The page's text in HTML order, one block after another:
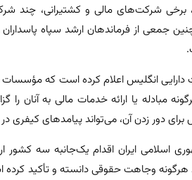
برخی شرکت‌های مالی و کشتیرانی، چند
جمعی از فرماندهان ارشد سپاه پاسداران
دارایی انگلیس اعلام کرده است که مؤسسات
مبادله یا ارائه خدمات مالی به آنان
برای دور زدن آن، می‌تواند پیامدهای کیفری
اسلامی ایران اقدام یک‌جانبه سه
هرگونه وجاهت حقوقی دانسته و تأکید کرده